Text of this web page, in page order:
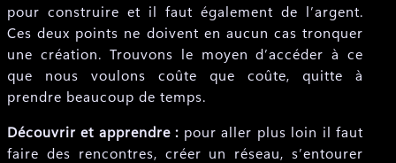
pour construire et il faut également de l’argent.
Ces deux points ne doivent en aucun cas tronquer
une création. Trouvons le moyen d’accéder à ce
que nous voulons coûte que coûte, quitte à
prendre beaucoup de temps.
Découvrir et apprendre : pour aller plus loin il faut
faire des rencontres, créer un réseau, s’entourer